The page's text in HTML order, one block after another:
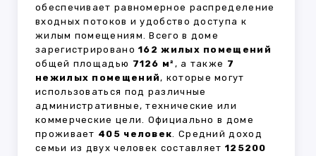
обеспечивает равномерное распределение
входных потоков и удобство доступа к
жилым помещениям. Всего в доме
зарегистрировано162 жилых помещений
общей площадью 7126 м² , а также 7
нежилых помещений, которые могут
использоваться под различные
административные, технические или
коммерческие цели. Официально в доме
проживает 405 человек. Средний доход
семьи из двух человек составляет 125200